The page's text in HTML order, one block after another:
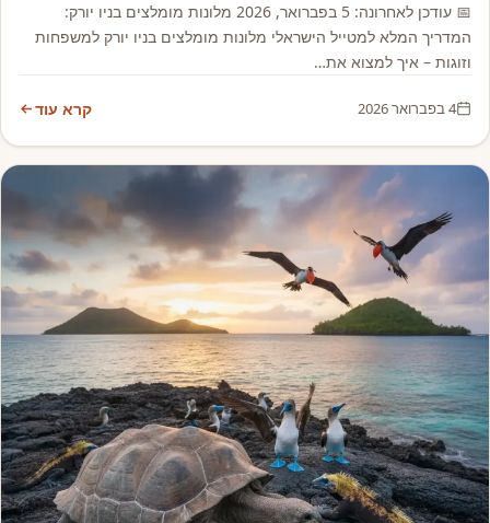
📅 עודכן לאחרונה: 5 בפברואר, 2026 מלונות מומלצים בניו יורק:
המדריך המלא למטייל הישראלי מלונות מומלצים בניו יורק למשפחות
וזוגות – איך למצוא את…
4 בפברואר 2026 קרא עוד